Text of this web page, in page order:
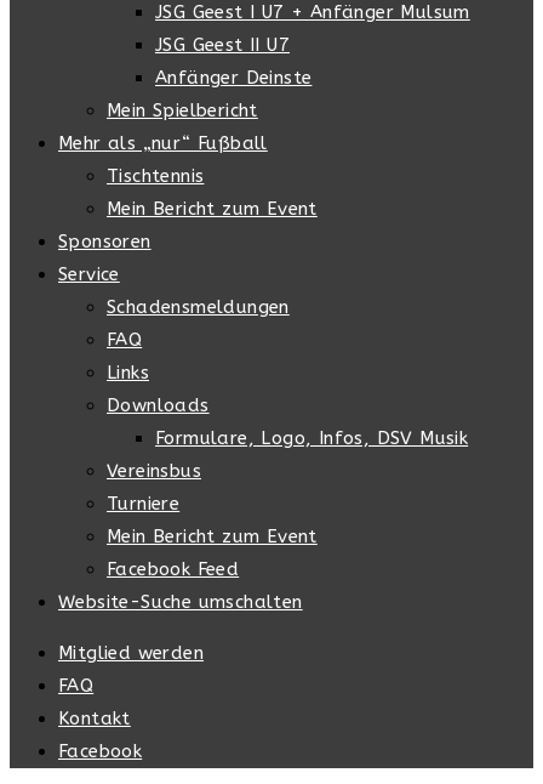
JSG Geest I U7 + Anfänger Mulsum
JSG Geest II U7
Anfänger Deinste
Mein Spielbericht
Mehr als „nur“ Fußball
Tischtennis
Mein Bericht zum Event
Sponsoren
Service
Schadensmeldungen
FAQ
Links
Downloads
Formulare, Logo, Infos, DSV Musik
Vereinsbus
Turniere
Mein Bericht zum Event
Facebook Feed
Website-Suche umschalten
Mitglied werden
FAQ
Kontakt
Facebook